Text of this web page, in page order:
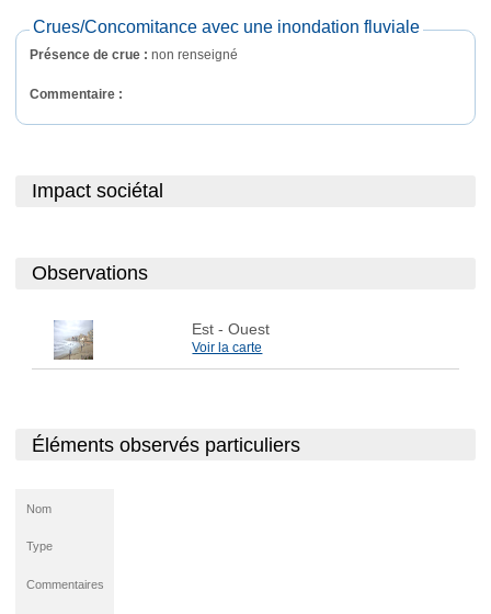
Crues/Concomitance avec une inondation fluviale
Présence de crue : non renseigné
Commentaire :
Impact sociétal
Observations
Est- Ouest
Voir la carte
Éléments observés particuliers
Nom
Type
Commentaires